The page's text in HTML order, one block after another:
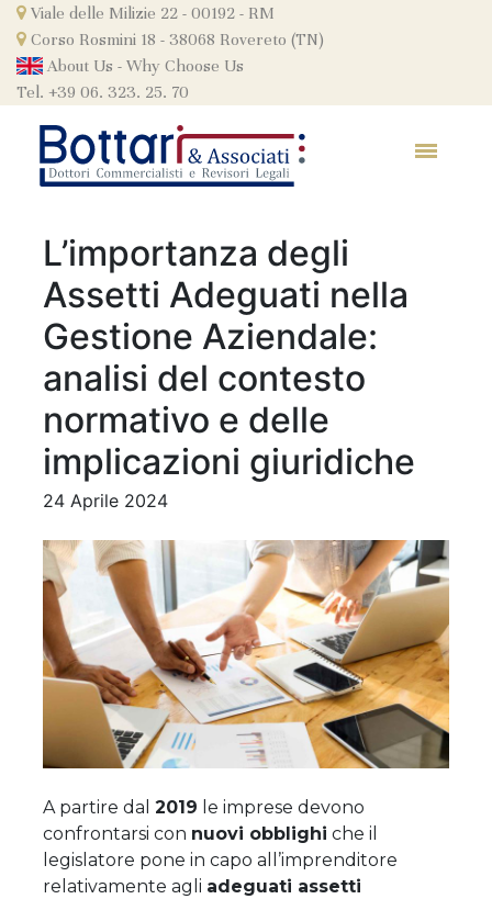
Skip
content
Viale delle Milizie 22 - 00192 - RM
Corso Rosmini 18 - 38068 Rovereto (TN)
About Us - Why Choose Us
Tel. +39 06. 323. 25. 70
L’importanza degli
Assetti Adeguati nella
Gestione Aziendale:
analisi del contesto
normativo e delle
implicazioni giuridiche
24 Aprile 2024
A partire dal 2019 le imprese devono
confrontarsi con nuovi obblighi che il
legislatore pone in capo all’imprenditore
relativamente agli adeguati assetti